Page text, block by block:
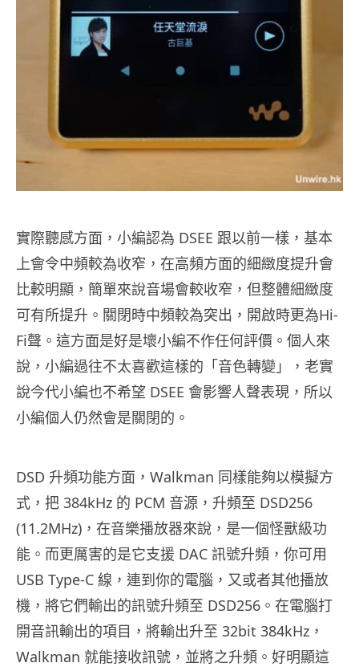
實際聽感方面，小編認為 DSEE 跟以前一樣，基本
上會令中頻較為收窄，在高頻方面的細緻度提升會
比較明顯，簡單來說音場會較收窄，但整體細緻度
可有所提升。關閉時中頻較為突出，開啟時更為Hi-
Fi聲。這方面是好是壞小編不作任何評價。個人來
說，小編過往不太喜歡這樣的「音色轉變」，老實
說今代小編也不希望 DSEE 會影響人聲表現，所以
小編個人仍然會是關閉的。
DSD 升頻功能方面，Walkman 同樣能夠以模擬方
式，把 384kHz 的 PCM 音源，升頻至 DSD256
(11.2MHz)，在音樂播放器來說，是一個怪獸級功
能。而更厲害的是它支援 DAC 訊號升頻，你可用
USB Type-C 線，連到你的電腦，又或者其他播放
機，將它們輸出的訊號升頻至 DSD256。在電腦打
開音訊輸出的項目，將輸出升至 32bit 384kHz，
Walkman 就能接收訊號，並將之升頻。好明顯這